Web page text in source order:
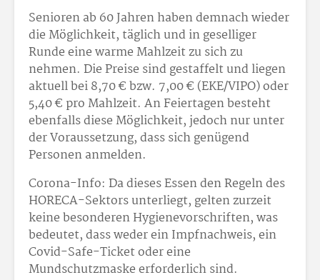
Senioren ab 60 Jahren haben demnach wieder
die Möglichkeit, täglich und in geselliger
Runde eine warme Mahlzeit zu sich zu
nehmen. Die Preise sind gestaffelt und liegen
aktuell bei 8,70 € bzw. 7,00 € (EKE/VIPO) oder
5,40 € pro Mahlzeit. An Feiertagen besteht
ebenfalls diese Möglichkeit, jedoch nur unter
der Voraussetzung, dass sich genügend
Personen anmelden.
Corona-Info: Da dieses Essen den Regeln des
HORECA-Sektors unterliegt, gelten zurzeit
keine besonderen Hygienevorschriften, was
bedeutet, dass weder ein Impfnachweis, ein
Covid-Safe-Ticket oder eine
Mundschutzmaske erforderlich sind.